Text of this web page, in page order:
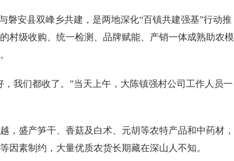
安县双峰乡共建，是两地深化“百镇共建强基”行动推
村级收购、统一检测、品牌赋能、产销一体成熟助农模
我们都收了。”当天上午，大陈镇强村公司工作人员一
盛产笋干、香菇及白术、元胡等农特产品和中药材，
因素制约，大量优质农货长期藏在深山人不知。